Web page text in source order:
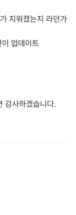
지워졌는지 라던가
업데이트
감사하겠습니다.